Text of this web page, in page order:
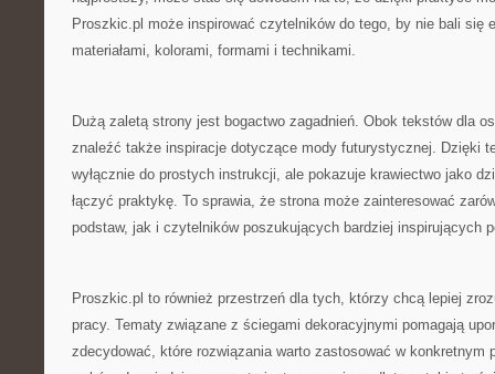
Proszkic.pl może inspirować czytelników do tego, by nie bali się
materiałami, kolorami, formami i technikami.
Dużą zaletą strony jest bogactwo zagadnień. Obok tekstów dla
znaleźć także inspiracje dotyczące mody futurystycznej. Dzięki
wyłącznie do prostych instrukcji, ale pokazuje krawiectwo jako
łączyć praktykę. To sprawia, że strona może zainteresować
podstaw, jak i czytelników poszukujących bardziej inspirujących
Proszkic.pl to również przestrzeń dla tych, którzy chcą lepiej
pracy. Tematy związane z ściegami dekoracyjnymi pomagają
zdecydować, które rozwiązania warto zastosować w konkretnym